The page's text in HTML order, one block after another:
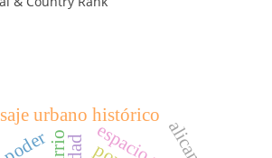
poder
urbano histórico